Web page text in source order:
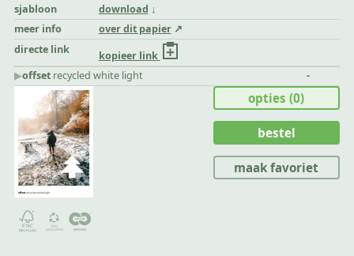
sjabloon
download
meer info
over dit papier
directe link
kopieer link
▶︎offset recycled white light -
opties(0)
bestel
maak favoriet